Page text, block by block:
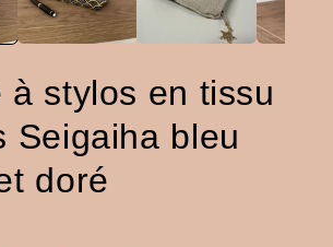
à stylos en tissu
Seigaiha bleu
doré